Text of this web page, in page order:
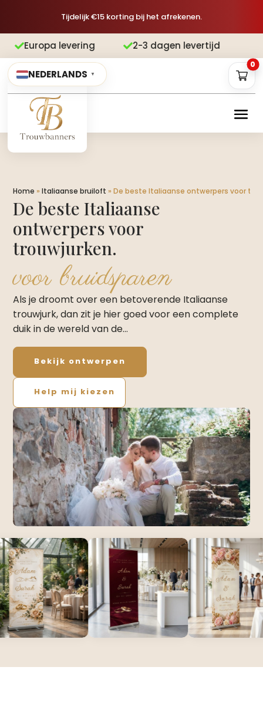
Tijdelijk €15 korting bij het afrekenen.
2-3 dagen levertijd
NEDERLANDS ▼
0
Home »Italiaanse bruiloft »De beste Italiaanse ontwerpers voor
De beste Italiaanse
ontwerpers voor
trouwjurken.​
voor bruidsparen
Als je droomt over een betoverende Italiaanse
trouwjurk, dan zit je hier goed voor een complete
duik in de wereld van de…
Bekijk ontwerpen
Help mij kiezen